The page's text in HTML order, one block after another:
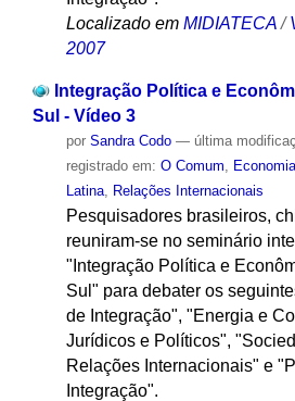
Localizado em MIDIATECA /
2007
Integração Política e
Sul - Vídeo 3
por Sandra Codo — última
registrado em: O Comum Economia
Latina, Relações Internacionais
Pesquisadores brasileiros,
reuniram-se no seminário
"Integração Política e
Sul" para debater os
de Integração", "Energia e
Jurídicos e Políticos",
Relações Internacionais" e
Integração".